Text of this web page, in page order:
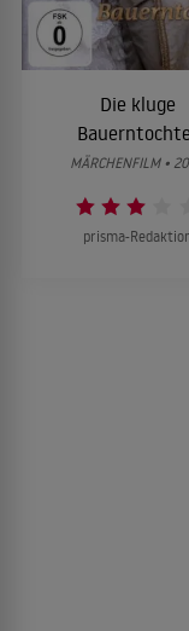
Die kluge
MÄRCHENFILM •
prisma-